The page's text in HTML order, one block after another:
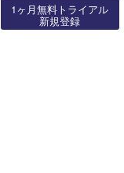
1ヶ月無料トライアル
新規登録